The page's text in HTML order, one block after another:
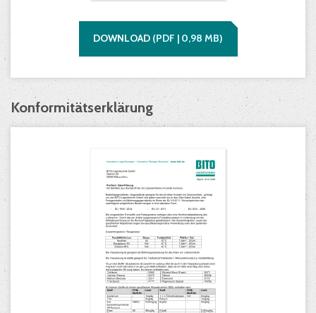
DOWNLOAD (PDF | 0,98 MB)
Konformitätserklärung